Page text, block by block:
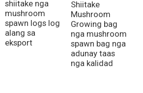
shiitake nga
mushroom
spawn logs log
alang sa
eksport
Shiitake
Mushroom
Growing bag
nga mushroom
spawn bag nga
adunay taas
nga kalidad